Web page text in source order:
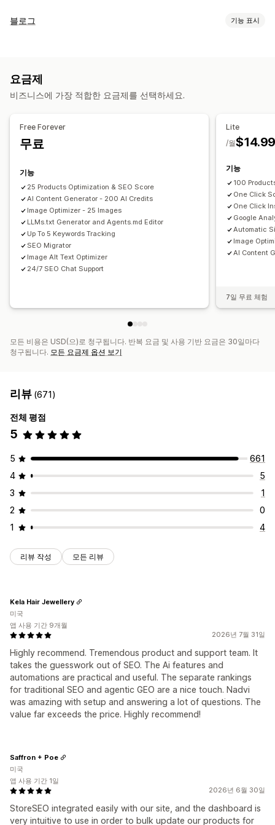
SEO 도구
로컬 SEO
콘텐츠 최적화 메타데이터 최적화 테마 최적화
실적 모니터링
SEO 점수
경쟁사 분석
웹사이트 트래픽
블로그 기능 표시
SEO
요금제
비즈니스에 가장 적합한 요금제를 선택하세요.
Free Forever
무료
기능
25 Products Optimization & SEO Score
AI Content Generator - 200 AI Credits
Image Optimizer - 25 Images
LLMs.txt Generator and Agents.md Editor
Up To 5 Keywords Tracking
SEO Migrator
Image Alt Text Optimizer
24/7 SEO Chat Support
Lite
/월
기능
100
One Click
One Click
Google
Automatic
Image
AI Content
7일 무료 체험
모든 비용은 USD(으)로 청구됩니다. 반복 요금 및 사용 기반 요금은 30일마다
청구됩니다. 모든 요금제 옵션 보기
리뷰 (671)
전체 평점
5
5
661
4
5
3
1
2
0
1
4
리뷰 작성 모든 리뷰
2026년 7월 31일
Highly recommend. Tremendous product and support team. It
takes the guesswork out of SEO. The Ai features and
automations are practical and useful. The separate rankings
for traditional SEO and agentic GEO are a nice touch. Nadvi
was amazing with setup and answering a lot of questions. The
value far exceeds the price. Highly recommend!
Kela Hair Jewellery
미국
앱 사용 기간 9개월
2026년 6월 30일
StoreSEO integrated easily with our site, and the dashboard is
very intuitive to use in order to bulk update our products for
Saffron + Poe
미국
앱 사용 기간 1일